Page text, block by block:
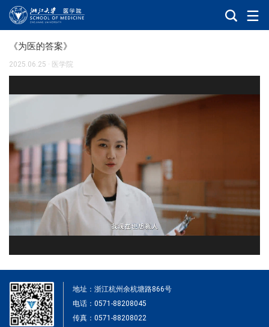
《为医的答案》
2025.06.25 · 医学院
地址：浙江杭州余杭塘路866号
电话：0571-88208045
传真：0571-88208022